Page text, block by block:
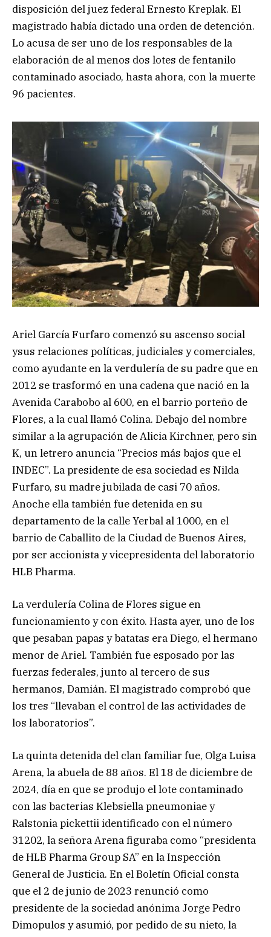
disposición del juez federal Ernesto Kreplak. El
magistrado había dictado una orden de detención.
Lo acusa de ser uno de los responsables de la
elaboración de al menos dos lotes de fentanilo
contaminado asociado, hasta ahora, con la muerte
96 pacientes.
Ariel García Furfaro comenzó su ascenso social
ysus relaciones políticas, judiciales y comerciales,
como ayudante en la verdulería de su padre que en
2012 se trasformó en una cadena que nació en la
Avenida Carabobo al 600, en el barrio porteño de
Flores, a la cual llamó Colina. Debajo del nombre
similar a la agrupación de Alicia Kirchner, pero sin
K, un letrero anuncia “Precios más bajos que el
INDEC”. La presidente de esa sociedad es Nilda
Furfaro, su madre jubilada de casi 70 años.
Anoche ella también fue detenida en su
departamento de la calle Yerbal al 1000, en el
barrio de Caballito de la Ciudad de Buenos Aires,
por ser accionista y vicepresidenta del laboratorio
HLB Pharma.
La verdulería Colina de Flores sigue en
funcionamiento y con éxito. Hasta ayer, uno de los
que pesaban papas y batatas era Diego, el hermano
menor de Ariel. También fue esposado por las
fuerzas federales, junto al tercero de sus
hermanos, Damián. El magistrado comprobó que
los tres “llevaban el control de las actividades de
los laboratorios”.
La quinta detenida del clan familiar fue, Olga Luisa
Arena, la abuela de 88 años. El 18 de diciembre de
2024, día en que se produjo el lote contaminado
con las bacterias Klebsiella pneumoniae y
Ralstonia pickettii identificado con el número
31202, la señora Arena figuraba como “presidenta
de HLB Pharma Group SA” en la Inspección
General de Justicia. En el Boletín Oficial consta
que el 2 de junio de 2023 renunció como
presidente de la sociedad anónima Jorge Pedro
Dimopulos y asumió, por pedido de su nieto, la